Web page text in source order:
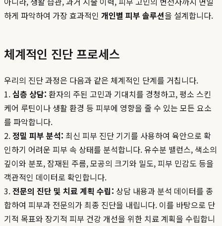
하게 파악하여 가장 효과적인 개인별 피부 솔루션을 설계합니다.
체계적인 진단 프로세스
우리의 진단 과정은 다음과 같은 체계적인 단계를 거칩니다.
1.심층 상담: 환자의 주된 고민과 기대치를 경청하고, 평소 스킨
케어 루틴이나 생활 환경 등 피부에 영향을 줄 수 있는 모든 요소
를 파악합니다.
2.정밀 피부 분석: 최신 피부 진단 기기를 사용하여 육안으로 확
인하기 어려운 피부 속 상태를 분석합니다. 유수분 밸런스, 색소의
깊이와 분포, 잠재된 주름, 모공의 크기와 밀도, 피부 민감도 등을
객관적인 데이터로 확인합니다.
3.전문의 진단 및 치료 계획 수립: 상담 내용과 분석 데이터를 종
합하여 피부과 전문의가 최종 진단을 내립니다. 이를 바탕으로 단
기적 목표와 장기적 피부 건강 개선을 위한 치료 계획을 수립합니